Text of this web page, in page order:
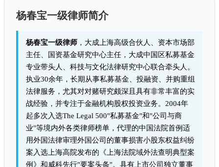
杨春宝一级律师简介
杨春宝一级律师 ，大成上海高级合伙人、资本市场部
主任、国资基金研究中心主任，大成中国区私募基金
专业带头人、科技与文化法律研究中心联合牵头人。
执业30余年，长期从事私募基金、投融资、并购重组
法律服务，尤其对对赌研究颇深且具有非常丰富的实
战经验，并专注于金融机构股权投资业务。2004年
起多次入选The Legal 500"私募基金"和"公司与商
业"等境内外各类律师榜单，代理的中国法院首例适
用外国法律审理外国公司的董事损害小股东权益纠纷
案入选上海高院发布的《上海法院域外法查明典型案
例》和威科先行"要案头条"。具有上市公司独立董事